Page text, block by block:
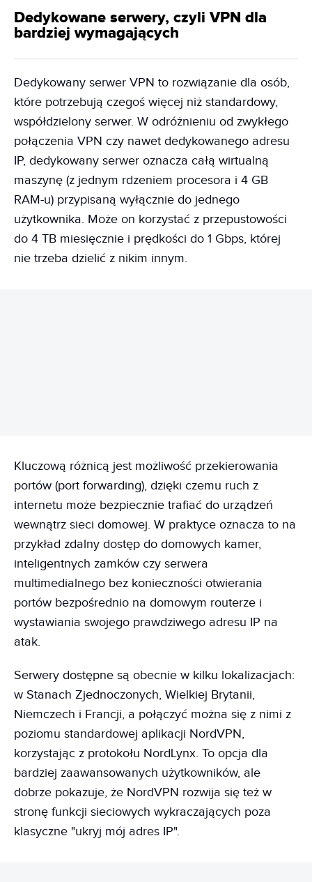
Dedykowane serwery, czyli VPN dla
bardziej wymagających
Dedykowany serwer VPN to rozwiązanie dla osób,
które potrzebują czegoś więcej niż standardowy,
współdzielony serwer. W odróżnieniu od zwykłego
połączenia VPN czy nawet dedykowanego adresu
IP, dedykowany serwer oznacza całą wirtualną
maszynę (z jednym rdzeniem procesora i 4 GB
RAM-u) przypisaną wyłącznie do jednego
użytkownika. Może on korzystać z przepustowości
do 4 TB miesięcznie i prędkości do 1 Gbps, której
nie trzeba dzielić z nikim innym.
Kluczową różnicą jest możliwość przekierowania
portów (port forwarding), dzięki czemu ruch z
internetu może bezpiecznie trafiać do urządzeń
wewnątrz sieci domowej. W praktyce oznacza to na
przykład zdalny dostęp do domowych kamer,
inteligentnych zamków czy serwera
multimedialnego bez konieczności otwierania
portów bezpośrednio na domowym routerze i
wystawiania swojego prawdziwego adresu IP na
atak.
Serwery dostępne są obecnie w kilku lokalizacjach:
w Stanach Zjednoczonych, Wielkiej Brytanii,
Niemczech i Francji, a połączyć można się z nimi z
poziomu standardowej aplikacji NordVPN,
korzystając z protokołu NordLynx. To opcja dla
bardziej zaawansowanych użytkowników, ale
dobrze pokazuje, że NordVPN rozwija się też w
stronę funkcji sieciowych wykraczających poza
klasyczne "ukryj mój adres IP".